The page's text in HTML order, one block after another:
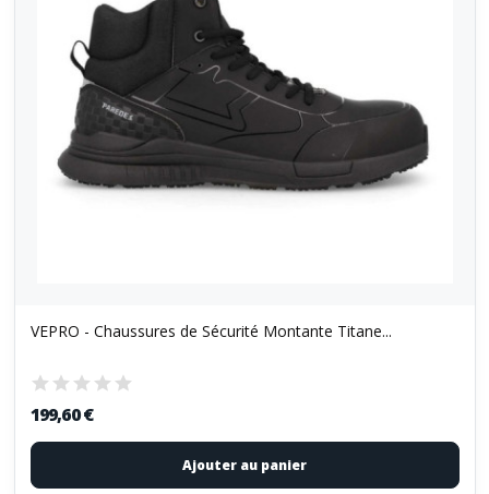
VEPRO - Chaussures de Sécurité Montante Titane...
199,60 €
Ajouter au panier